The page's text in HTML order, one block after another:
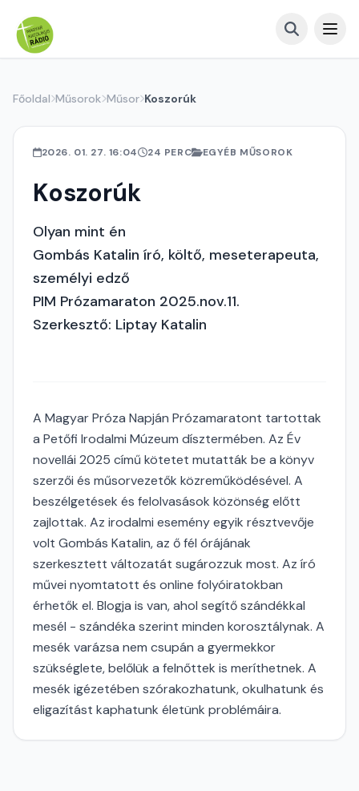
Főoldal Műsorok Műsor Koszorúk
2026. 01. 27. 16:04 24 PERC EGYÉB MŰSOROK
Koszorúk
Olyan mint én
Gombás Katalin író, költő, meseterapeuta,
személyi edző
PIM Prózamaraton 2025.nov.11.
Szerkesztő: Liptay Katalin
A Magyar Próza Napján Prózamaratont tartottak
a Petőfi Irodalmi Múzeum dísztermében. Az Év
novellái 2025 című kötetet mutatták be a könyv
szerzői és műsorvezetők közreműködésével. A
beszélgetések és felolvasások közönség előtt
zajlottak. Az irodalmi esemény egyik résztvevője
volt Gombás Katalin, az ő fél órájának
szerkesztett változatát sugározzuk most. Az író
művei nyomtatott és online folyóiratokban
érhetők el. Blogja is van, ahol segítő szándékkal
mesél - szándéka szerint minden korosztálynak. A
mesék varázsa nem csupán a gyermekkor
szükséglete, belőlük a felnőttek is meríthetnek. A
mesék igézetében szórakozhatunk, okulhatunk és
eligazítást kaphatunk életünk problémáira.